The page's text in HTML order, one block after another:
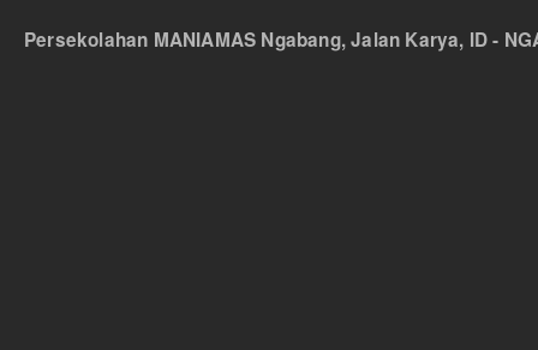
Persekolahan MANIAMAS Ngabang, Jalan Karya, ID -